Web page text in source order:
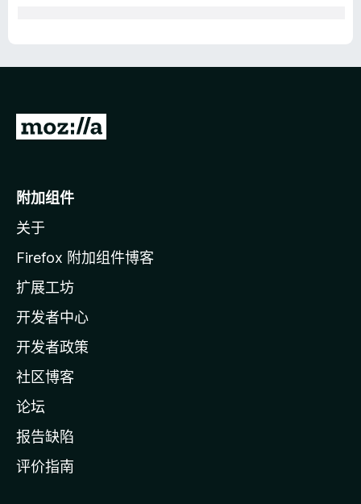
转
o
i
l
a
主
页
附加组件
关于
Firefox 附加组件博客
扩展工坊
开发者中心
开发者政策
社区博客
论坛
报告缺陷
评价指南